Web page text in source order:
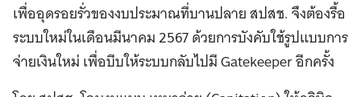
เพื่ออุดรอยรั่วของงบประมาณที่บานปลาย สปสช. จึงต้องรื้อ
ระบบใหม่ในเดือนมีนาคม 2567 ด้วยการบังคับใช้รูปแบบการ
จ่ายเงินใหม่ เพื่อบีบให้ระบบกลับไปมี Gatekeeper อีกครั้ง